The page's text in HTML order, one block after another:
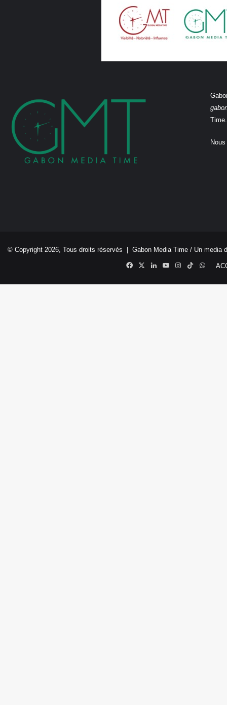
Time.
© Copyright 2026, Tous droits réservés | Gabon Media Time / Un media
Facebook
X LinkedinYouTubeInstagram
TikTok